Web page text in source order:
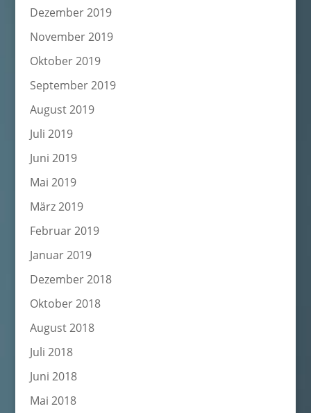
Dezember 2019
November 2019
Oktober 2019
September 2019
August 2019
Juli 2019
Juni 2019
Mai 2019
März 2019
Februar 2019
Januar 2019
Dezember 2018
Oktober 2018
August 2018
Juli 2018
Juni 2018
Mai 2018